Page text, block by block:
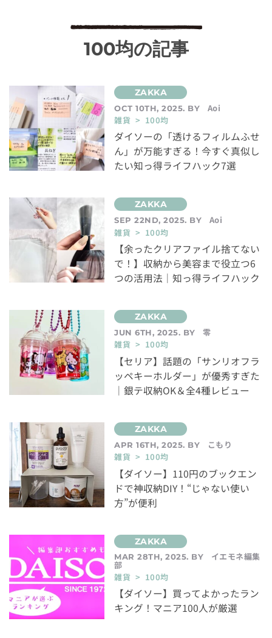
100均の記事
OCT 10TH, 2025. BY
Aoi
雑貨 > 100均
ダイソーの「透けるフィルムふせ
ん」が万能すぎる！今すぐ真似し
たい知っ得ライフハック7選
SEP 22ND, 2025. BY
Aoi
雑貨 > 100均
【余ったクリアファイル捨てない
で！】収納から美容まで役立つ6
つの活用法｜知っ得ライフハック
JUN 6TH, 2025. BY
零
雑貨 > 100均
【セリア】話題の「サンリオフラ
ッペキーホルダー」が優秀すぎた
｜銀テ収納OK＆全4種レビュー
APR 16TH, 2025. BY
こもり
雑貨 > 100均
【ダイソー】110円のブックエン
ドで神収納DIY！“じゃない使い
方”が便利
MAR 28TH, 2025. BY イエモネ編集
部
雑貨 > 100均
【ダイソー】買ってよかったラン
キング！マニア100人が厳選